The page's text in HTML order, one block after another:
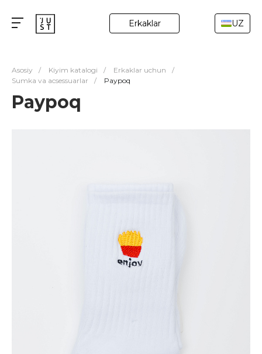
Erkaklar UZ
Asosiy / Kiyim katalogi / Erkaklar uchun
/
Sumka va acsessuarlar
/ Paypoq
Paypoq